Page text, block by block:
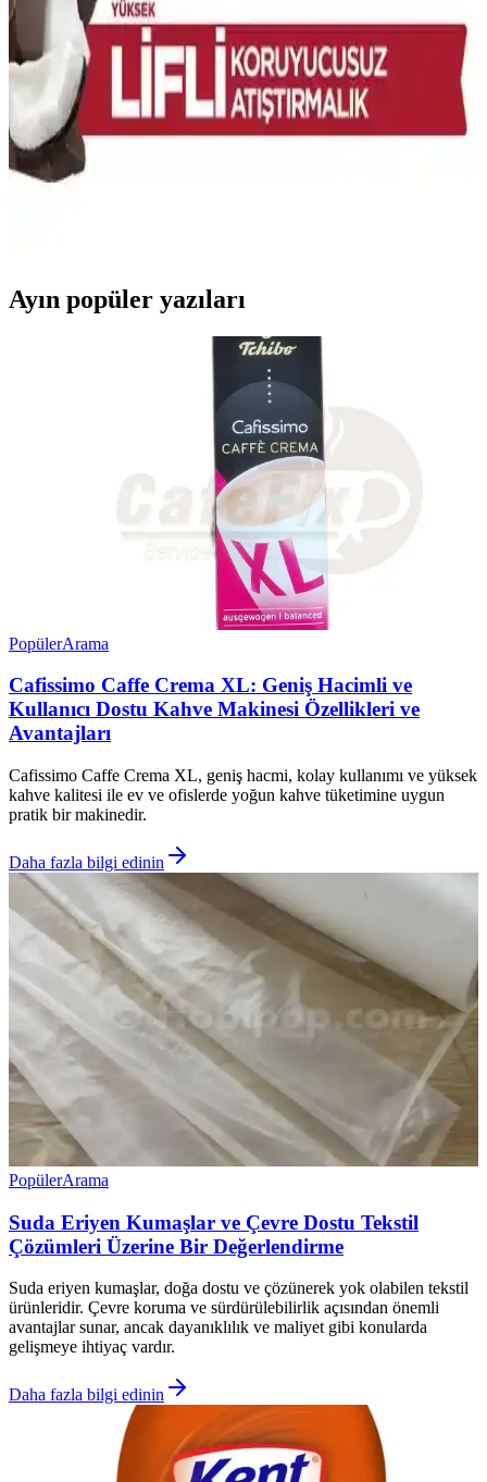
Arifoğlu chia tohumu, yüksek lif ve omega-3 içeriğiyle sağlığı
destekleyen, pratik kullanımıyla öne çıkan doğal bir besin
seçeneğidir.
Fellas Meyve Bar Hindistan Cevizli ve Chialı 40 g –
Glutensiz Vegan İçerikli 12’li Paket
Fellas Meyve Bar Hindistan cevizli ve chia ile zenginleştirilmiş, 40
Ayın popüler yazıları
PopülerArama
Cafissimo Caffe Crema XL: Geniş Hacimli ve
Kullanıcı Dostu Kahve Makinesi Özellikleri ve
Avantajları
Cafissimo Caffe Crema XL, geniş hacmi, kolay kullanımı ve yüksek
kahve kalitesi ile ev ve ofislerde yoğun kahve tüketimine uygun
pratik bir makinedir.
Daha fazla bilgi edinin
PopülerArama
Suda Eriyen Kumaşlar ve Çevre Dostu Tekstil
Çözümleri Üzerine Bir Değerlendirme
Suda eriyen kumaşlar, doğa dostu ve çözünerek yok olabilen tekstil
ürünleridir. Çevre koruma ve sürdürülebilirlik açısından önemli
avantajlar sunar, ancak dayanıklılık ve maliyet gibi konularda
gelişmeye ihtiyaç vardır.
Daha fazla bilgi edinin